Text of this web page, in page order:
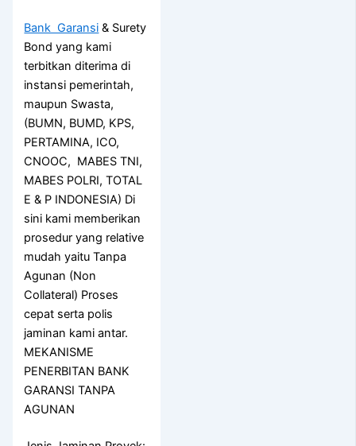
Bank Garansi & Surety
Bond yang kami
terbitkan diterima di
instansi pemerintah,
maupun Swasta,
(BUMN, BUMD, KPS,
PERTAMINA, ICO,
CNOOC, MABES TNI,
MABES POLRI, TOTAL
E & P INDONESIA) Di
sini kami memberikan
prosedur yang relative
mudah yaitu Tanpa
Agunan (Non
Collateral) Proses
cepat serta polis
jaminan kami antar.
MEKANISME
PENERBITAN BANK
GARANSI TANPA
AGUNAN